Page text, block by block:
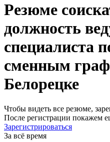
Резюме
должность
специалиста
сменным
Белорецке
Чтобы видеть все резюме,
После регистрации покажем
Зарегистрироваться
За всё время